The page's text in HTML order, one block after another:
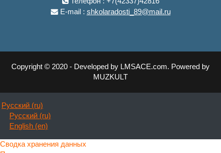
E-mail : shkolaradosti_89@mail.ru
Copyright © 2020 - Developed by LMSACE.com. Powered by
MUZKULT
Русский ‎(ru)‎
Русский ‎(ru)‎
English ‎(en)‎
Сводка хранения данных